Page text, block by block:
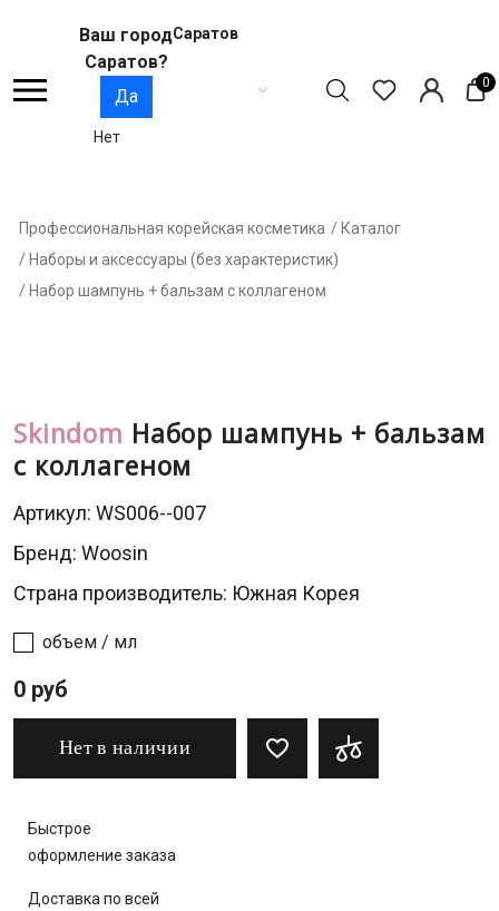
Ваш город
Саратов?
Да
Нет
Саратов
0
Профессиональная корейская косметика / Каталог
/ Наборы и аксессуары (без характеристик)
/ Набор шампунь + бальзам с коллагеном
Skindom Набор шампунь + бальзам
с коллагеном
Артикул: WS006--007
Бренд: Woosin
Страна производитель: Южная Корея
объем / мл
0 руб
Нет в наличии
Быстрое
оформление заказа
Доставка по всей